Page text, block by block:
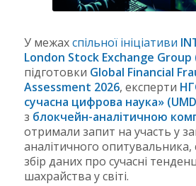
У межахспільної ініціативи
London Stock Exchange Group
підготовки Global Financial
Assessment 2026, експерти
сучасна цифрова наука»
з блокчейн-аналітичною
отримали запит на участь у
аналітичного
збір даних про сучасні
шахрайства у світі.